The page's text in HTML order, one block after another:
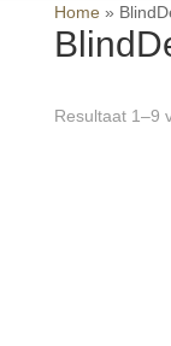
Home »
Resultaat 1–9